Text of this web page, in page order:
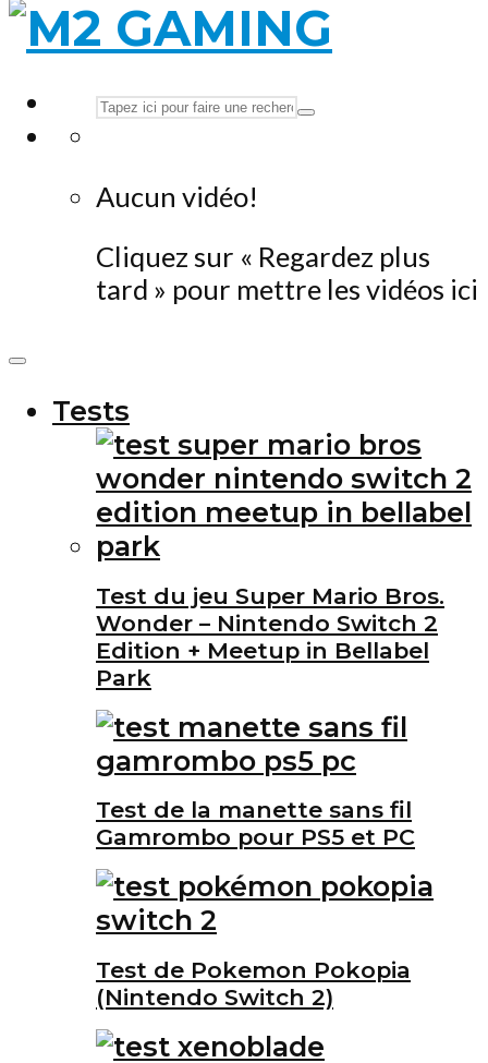
Aucun vidéo!
Cliquez sur « Regardez plus
tard » pour mettre les vidéos ici
Tests
Test du jeu Super Mario Bros.
Wonder – Nintendo Switch 2
Edition + Meetup in Bellabel
Park
Test de la manette sans fil
Gamrombo pour PS5 et PC
Test de Pokemon Pokopia
(Nintendo Switch 2)